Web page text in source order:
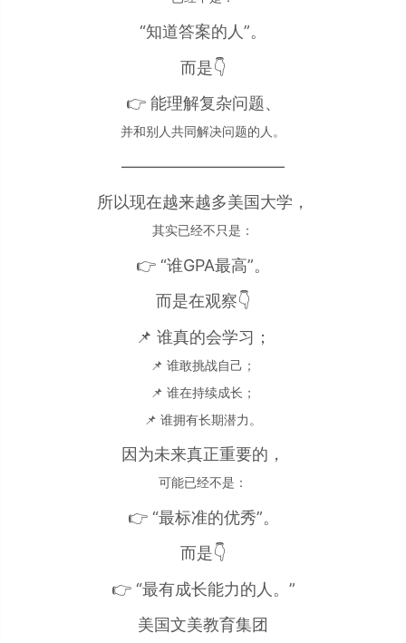
“知道答案的人”。
而是👇
👉 能理解复杂问题、
并和别人共同解决问题的人。
——————————
所以现在越来越多美国大学，
其实已经不只是：
👉 “谁GPA最高”。
而是在观察👇
📌 谁真的会学习；
📌 谁敢挑战自己；
📌 谁在持续成长；
📌 谁拥有长期潜力。
因为未来真正重要的，
可能已经不是：
👉 “最标准的优秀”。
而是👇
👉 “最有成长能力的人。”
美国文美教育集团